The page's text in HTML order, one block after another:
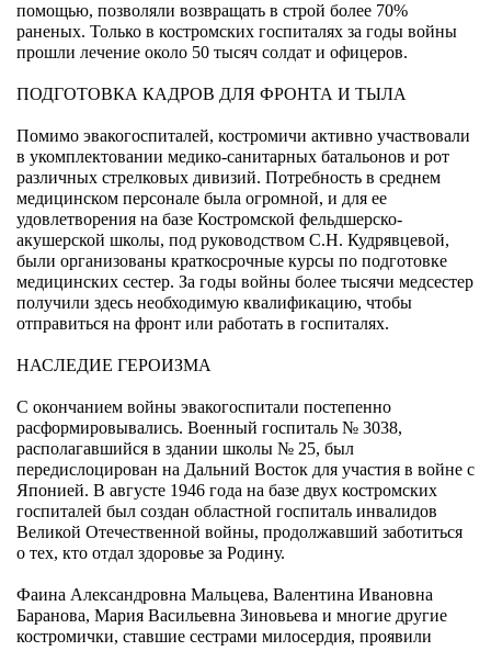
помощью, позволяли возвращать в строй более 70%
раненых. Только в костромских госпиталях за годы войны
прошли лечение около 50 тысяч солдат и офицеров.
ПОДГОТОВКА КАДРОВ ДЛЯ ФРОНТА И ТЫЛА
Помимо эвакогоспиталей, костромичи активно участвовали
в укомплектовании медико-санитарных батальонов и рот
различных стрелковых дивизий. Потребность в среднем
медицинском персонале была огромной, и для ее
удовлетворения на базе Костромской фельдшерско-
акушерской школы, под руководством С.Н. Кудрявцевой,
были организованы краткосрочные курсы по подготовке
медицинских сестер. За годы войны более тысячи медсестер
получили здесь необходимую квалификацию, чтобы
отправиться на фронт или работать в госпиталях.
НАСЛЕДИЕ ГЕРОИЗМА
С окончанием войны эвакогоспитали постепенно
расформировывались. Военный госпиталь № 3038,
располагавшийся в здании школы № 25, был
передислоцирован на Дальний Восток для участия в войне с
Японией. В августе 1946 года на базе двух костромских
госпиталей был создан областной госпиталь инвалидов
Великой Отечественной войны, продолжавший заботиться
о тех, кто отдал здоровье за Родину.
Фаина Александровна Мальцева, Валентина Ивановна
Баранова, Мария Васильевна Зиновьева и многие другие
костромички, ставшие сестрами милосердия, проявили